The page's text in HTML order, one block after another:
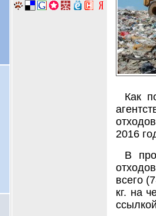
Как
2016
В
всего
кг. на